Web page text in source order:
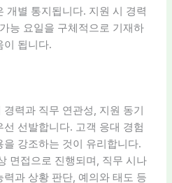
개별 통지됩니다. 지원 시 경력
능 요일을 구체적으로 기재하
이 됩니다.
력과 직무 연관성, 지원 동기
선발합니다. 고객 응대 경험
을 강조하는 것이 유리합니다.
면접으로 진행되며, 직무 시나
력과 상황 판단, 예의와 태도 등